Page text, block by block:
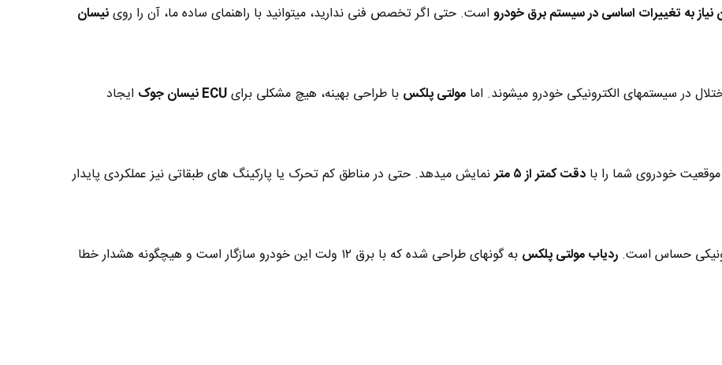
به تغییرات اساسی در سیستم برق خودرو است. حتی اگر تخصص فنی ندارید، میتوانید با راهنمای ساده ما، آن را روینیسان
در سیستمهای الکترونیکی خودرو میشوند. اما مولتی پلکس با طراحی بهینه، هیچ مشکلی برایECU نیسان جوک
ایجاد
خودروی شما را با دقت کمتر از ۵ متر
نمایش میدهد. حتی در مناطق کم تحرک یا پارکینگ های طبقاتی نیز عملکردی پایدار
حساس است. ردیاب مولتی پلکس
به گونهای طراحی شده که با برق ۱۲ ولت این خودرو سازگار است و هیچگونه هشدار خطا